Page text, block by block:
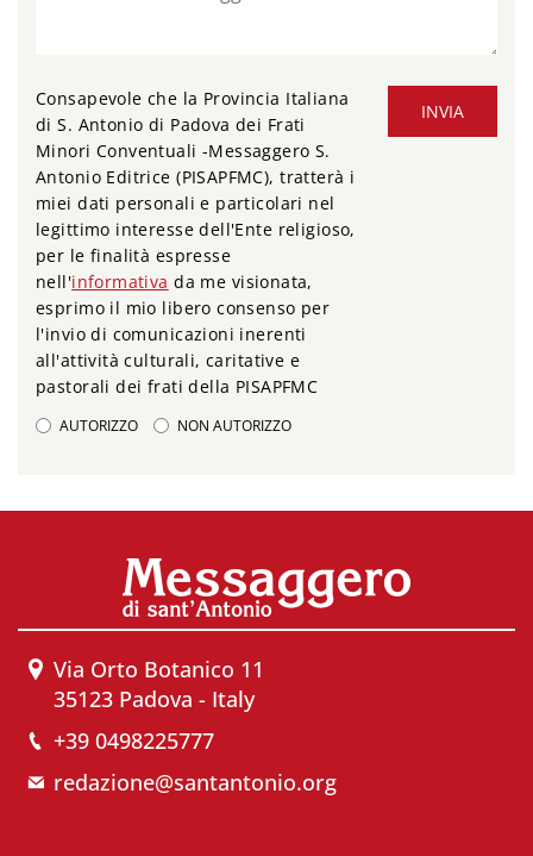
INVIA
Consapevole che la Provincia Italiana
di S. Antonio di Padova dei Frati
Minori Conventuali -Messaggero S.
Antonio Editrice (PISAPFMC), tratterà i
miei dati personali e particolari nel
legittimo interesse dell'Ente religioso,
per le finalità espresse
nell'informativa da me visionata,
esprimo il mio libero consenso per
l'invio di comunicazioni inerenti
all'attività culturali, caritative e
pastorali dei frati della PISAPFMC
AUTORIZZO NON AUTORIZZO
Via Orto Botanico 11
35123 Padova - Italy
+39 0498225777
redazione@santantonio.org